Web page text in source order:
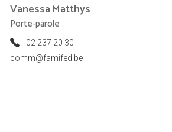
VanessaMatthys
Porte-parole
02 237 20 30
comm@famifed.be